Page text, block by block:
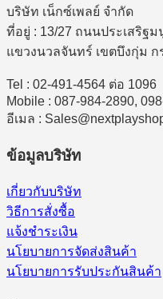
บริษัท เน็กซ์เพลย์ จำกัด
ที่อยู่ : 13/27 ถนนประเสริฐม
แขวงนวลจันทร์ เขตบึงกุ่ม
Tel : 02-491-4564 ต่อ 1096
Mobile : 087-984-2890,
อีเมล :
ข้อมูลบริษัท
เกี่ยวกับบริษัท
วิธีการสั่งซื้อ
แจ้งชำระเงิน
นโยบายการจัดส่งสินค้า
นโยบายการรับประกันสินค้า